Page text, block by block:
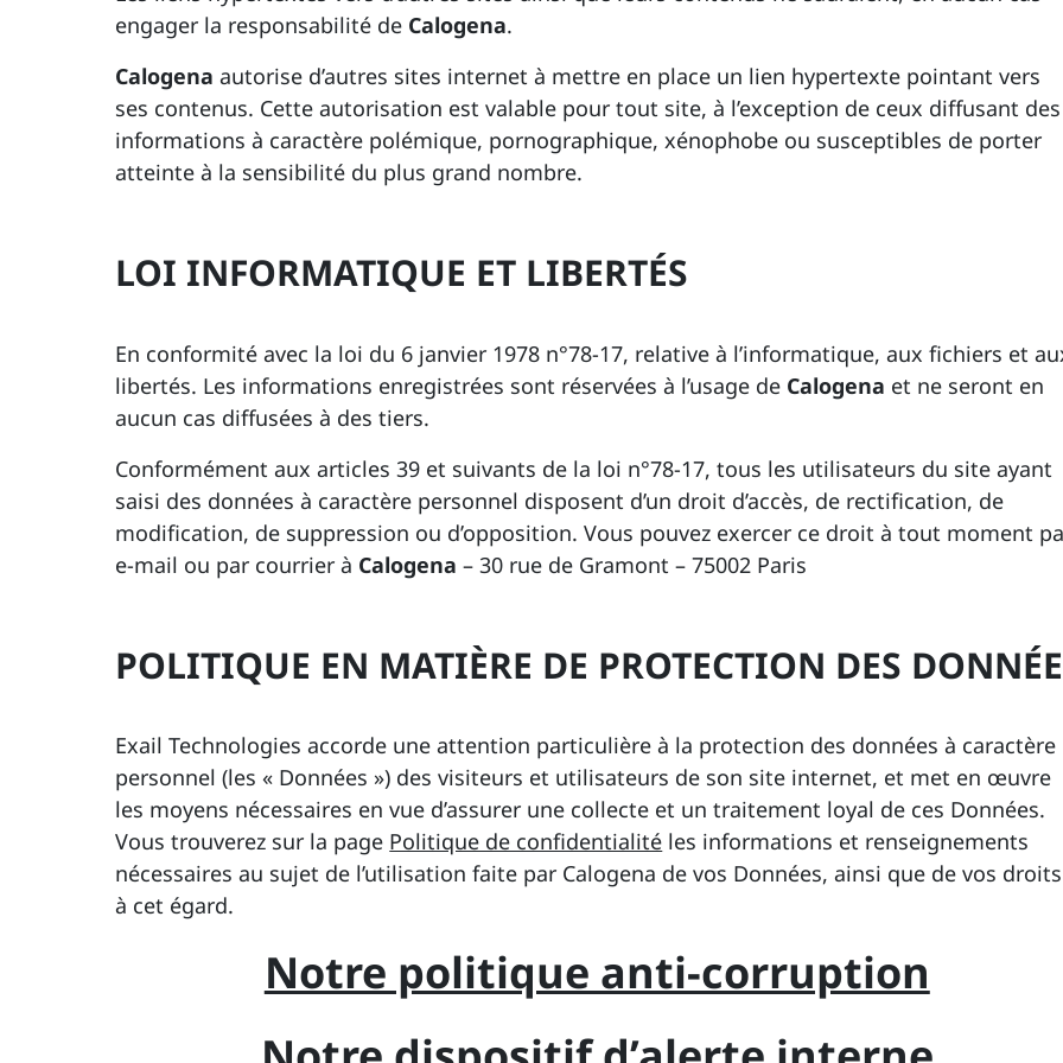
engager la responsabilité de Calogena.
Calogena autorise d’autres sites internet à mettre en place un lien hypertexte pointant vers
ses contenus. Cette autorisation est valable pour tout site, à l’exception de ceux diffusant des
informations à caractère polémique, pornographique, xénophobe ou susceptibles de porter
atteinte à la sensibilité du plus grand nombre.
LOI INFORMATIQUE ET LIBERTÉS
En conformité avec la loi du 6 janvier 1978 n°78-17, relative à l’informatique, aux fichiers et
libertés. Les informations enregistrées sont réservées à l’usage de Calogena et ne seront en
aucun cas diffusées à des tiers.
Conformément aux articles 39 et suivants de la loi n°78-17, tous les utilisateurs du site ayant
saisi des données à caractère personnel disposent d’un droit d’accès, de rectification, de
modification, de suppression ou d’opposition. Vous pouvez exercer ce droit à tout moment
e-mail ou par courrier à Calogena – 30 rue de Gramont – 75002 Paris
POLITIQUE EN MATIÈRE DE PROTECTION DES
Exail Technologies accorde une attention particulière à la protection des données à caractère
personnel (les « Données ») des visiteurs et utilisateurs de son site internet, et met en œuvre
les moyens nécessaires en vue d’assurer une collecte et un traitement loyal de ces Données.
Vous trouverez sur la page Politique de confidentialité les informations et renseignements
nécessaires au sujet de l’utilisation faite par Calogena de vos Données, ainsi que de vos droits
à cet égard.
Notre politique anti-corruption